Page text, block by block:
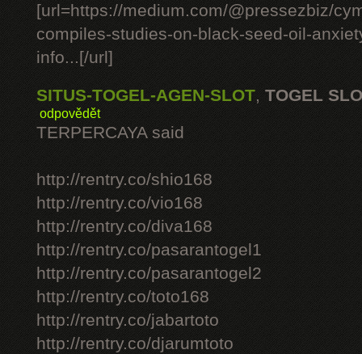
[url=https://medium.com/@pressezbiz/
compiles-studies-on-black-seed-oil-
info...[/url]
SITUS-TOGEL-AGEN-SLOT,TOGEL
odpovědět
TERPERCAYA said
http://rentry.co/shio168
http://rentry.co/vio168
http://rentry.co/diva168
http://rentry.co/pasarantogel1
http://rentry.co/pasarantogel2
http://rentry.co/toto168
http://rentry.co/jabartoto
http://rentry.co/djarumtoto